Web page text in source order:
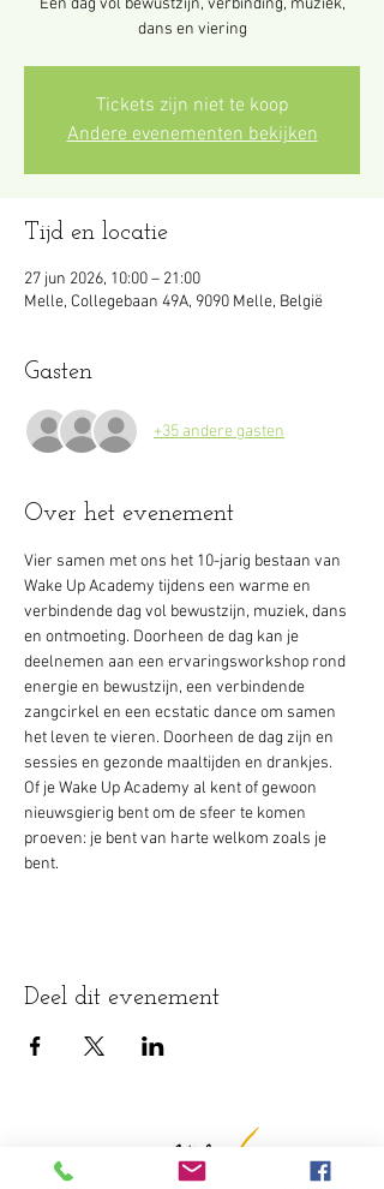
Een dag vol bewustzijn, verbinding, muziek,
dans en viering
Tickets zijn niet te koop
Andere evenementen bekijken
Tijd en locatie
27 jun 2026, 10:00 – 21:00
Melle, Collegebaan 49A, 9090 Melle, België
Gasten
+35 andere gasten
Over het evenement
Vier samen met ons het 10-jarig bestaan van
Wake Up Academy tijdens een warme en
verbindende dag vol bewustzijn, muziek, dans
en ontmoeting. Doorheen de dag kan je
deelnemen aan een ervaringsworkshop rond
energie en bewustzijn, een verbindende
zangcirkel en een ecstatic dance om samen
het leven te vieren. Doorheen de dag zijn en
sessies en gezonde maaltijden en drankjes.
Of je Wake Up Academy al kent of gewoon
nieuwsgierig bent om de sfeer te komen
proeven: je bent van harte welkom zoals je
bent.
Deel dit evenement